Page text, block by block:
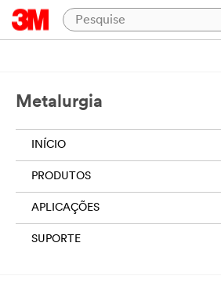
Metalurgia
INÍCIO
PRODUTOS
APLICAÇÕES
SUPORTE